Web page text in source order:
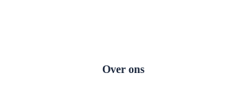
Over ons